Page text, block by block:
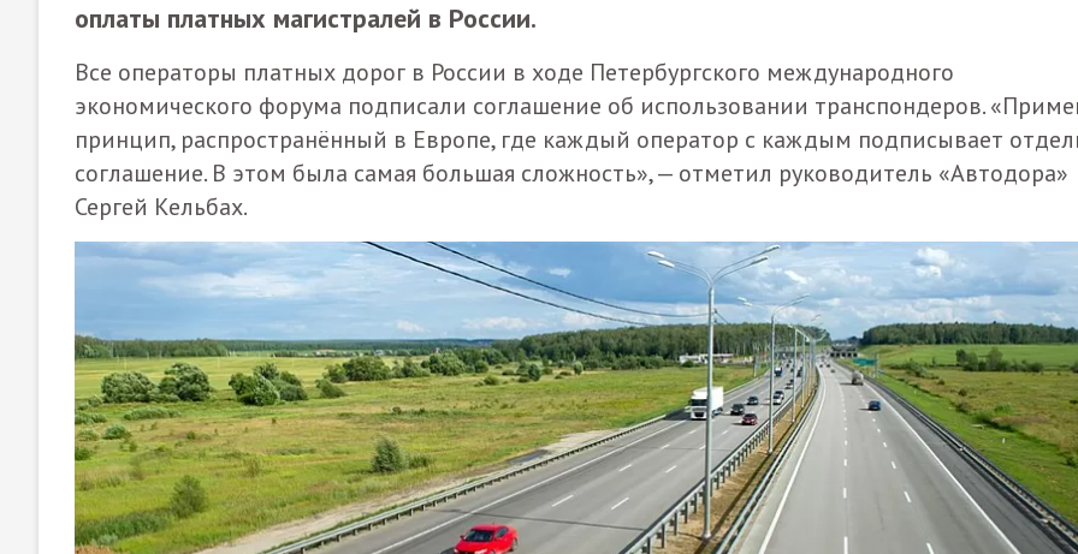
оплаты платных магистралей в России.
Все операторы платных дорог в России в ходе Петербургского международного
экономического форума подписали соглашение об использовании транспондеров.
принцип, распространённый в Европе, где каждый оператор с каждым подписывает
соглашение. В этом была самая большая сложность», — отметил руководитель «Автодора»
Сергей Кельбах.